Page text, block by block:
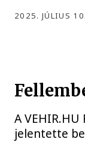
2025. JÚLIUS
A
jelentette